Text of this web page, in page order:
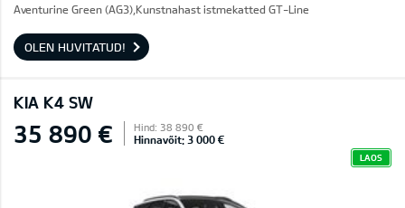
Aventurine Green (AG3),Kunstnahast istmekatted GT-Line
OLEN HUVITATUD!
KIA K4 SW
35 890 € Hind: 38 890 €
Hinnavõit: 3 000 €
LAOS